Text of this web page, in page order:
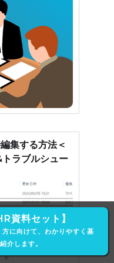
集する方法＜
ラブルシュー
資料セット】
に向けて、わかりやすく基
介します。